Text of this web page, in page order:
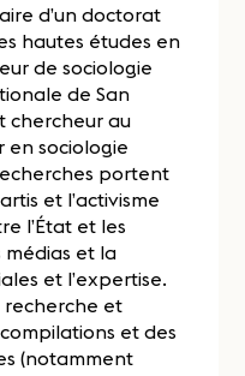
d’un doctorat
hautes études en
de sociologie
de San
chercheur au
en sociologie
portent
et l’activisme
l’État et les
médias et la
et l’expertise.
recherche et
et des
(notamment